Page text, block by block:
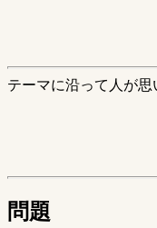
テーマに沿って人が思
問題